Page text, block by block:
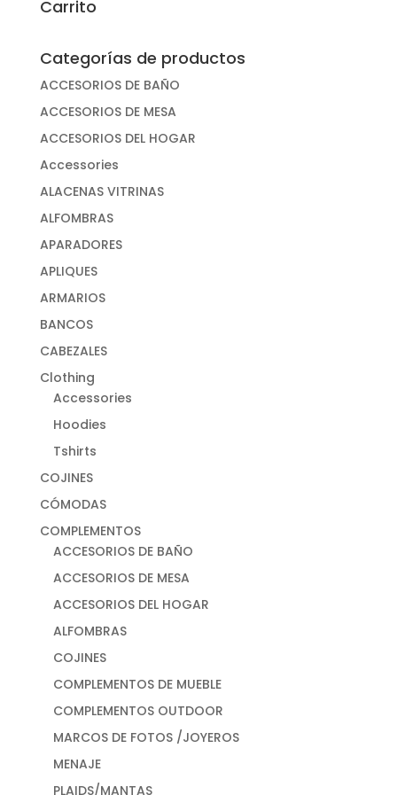
Carrito
Categorías de productos
ACCESORIOS DE BAÑO
ACCESORIOS DE MESA
ACCESORIOS DEL HOGAR
Accessories
ALACENAS VITRINAS
ALFOMBRAS
APARADORES
APLIQUES
ARMARIOS
BANCOS
CABEZALES
Clothing
Accessories
Hoodies
Tshirts
COJINES
CÓMODAS
COMPLEMENTOS
ACCESORIOS DE BAÑO
ACCESORIOS DE MESA
ACCESORIOS DEL HOGAR
ALFOMBRAS
COJINES
COMPLEMENTOS DE MUEBLE
COMPLEMENTOS OUTDOOR
MARCOS DE FOTOS /JOYEROS
MENAJE
PLAIDS/MANTAS